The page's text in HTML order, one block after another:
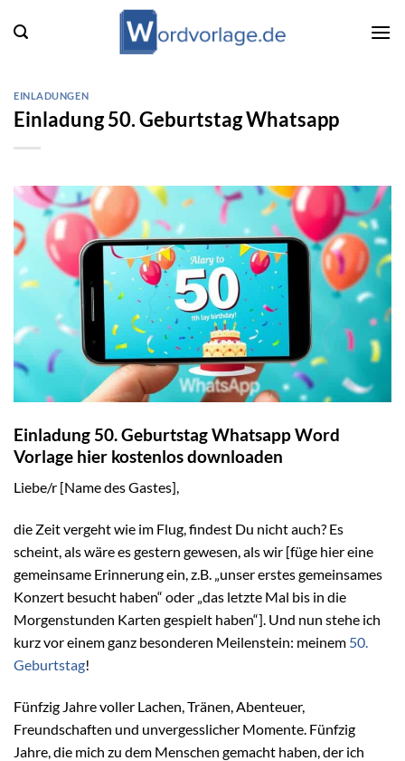
Inhalt
EINLADUNGEN
Einladung 50. Geburtstag Whatsapp
Einladung 50. Geburtstag Whatsapp Word
Vorlage hier kostenlos downloaden
Liebe/r [Name des Gastes],
die Zeit vergeht wie im Flug, findest Du nicht auch? Es
scheint, als wäre es gestern gewesen, als wir [füge hier eine
gemeinsame Erinnerung ein, z.B. „unser erstes gemeinsames
Konzert besucht haben“ oder „das letzte Mal bis in die
Morgenstunden Karten gespielt haben“]. Und nun stehe ich
kurz vor einem ganz besonderen Meilenstein: meinem 50.
Geburtstag!
Fünfzig Jahre voller Lachen, Tränen, Abenteuer,
Freundschaften und unvergesslicher Momente. Fünfzig
Jahre, die mich zu dem Menschen gemacht haben, der ich